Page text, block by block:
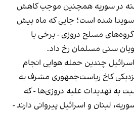
در سوریه همچنین موجب کاهش
شده است؛ جایی که ماه پیش
مسلح دروزی - برخی با
سنی مسلمان رخ داد.
چندین حمله هوایی انجام
کاخ ریاست‌جمهوری مشرف به
به تهدیدات علیه دروزی‌ها - که
لبنان و اسرائیل پیروانی دارند -